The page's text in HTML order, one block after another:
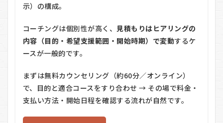
示）の構成。
コーチングは個別性が高く、 見積もりはヒアリングの
内容（目的・希望支援範囲・開始時期）で変動するケ
ースが一般的です。
まずは無料カウンセリング（約60分／オンライン）
で、目的と適合コースをすり合わせ → その場で料金・
支払い方法・開始日程を確認する流れが自然です。